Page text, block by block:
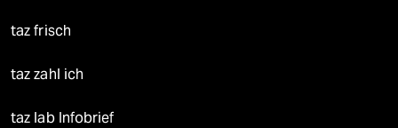
taz frisch
taz zahl ich
taz lab Infobrief